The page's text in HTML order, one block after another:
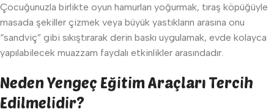
Çocuğunuzla birlikte oyun hamurları yoğurmak, tıraş köpüğüyle
masada şekiller çizmek veya büyük yastıkların arasına onu
“sandviç” gibi sıkıştırarak derin baskı uygulamak, evde kolayca
yapılabilecek muazzam faydalı etkinlikler arasındadır.
Neden Yengeç Eğitim Araçları Tercih
Edilmelidir?